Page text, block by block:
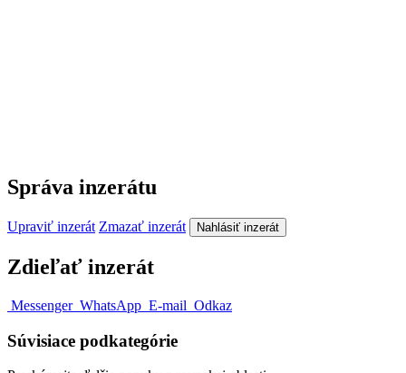
Správa inzerátu
Upraviť inzerát Zmazať inzerát Nahlásiť inzerát
Zdieľať inzerát
Messenger WhatsApp E-mail Odkaz
Súvisiace podkategórie